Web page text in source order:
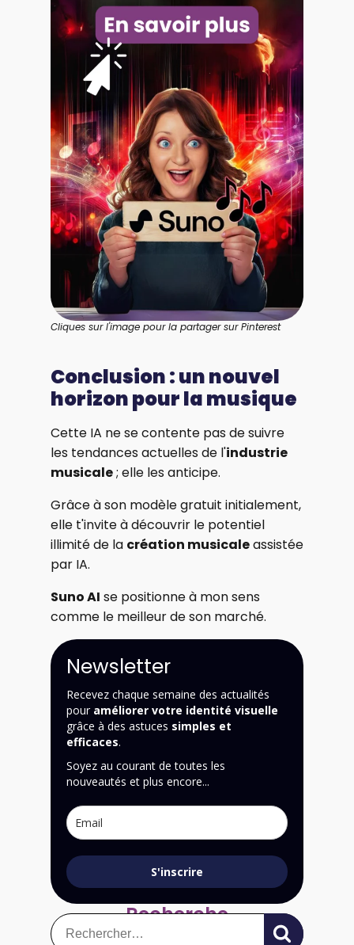
Cliques sur l'image pour la partager sur Pinterest
Conclusion : un nouvel
horizon pour la musique
Cette IA ne se contente pas de suivre
les tendances actuelles de l'industrie
musicale; elle les anticipe.
Grâce à son modèle gratuit initialement,
elle t'invite à découvrir le potentiel
illimité de la création musicaleassistée
par IA.
Suno AI se positionne à mon sens
comme le meilleur de son marché.
Newsletter
Recevez chaque semaine des actualités
pour améliorer votre identité visuelle
grâce à des astuces simples et
efficaces.
Soyez au courant de toutes les
nouveautés et plus encore...
S'inscrire
Recherche
Rechercher :